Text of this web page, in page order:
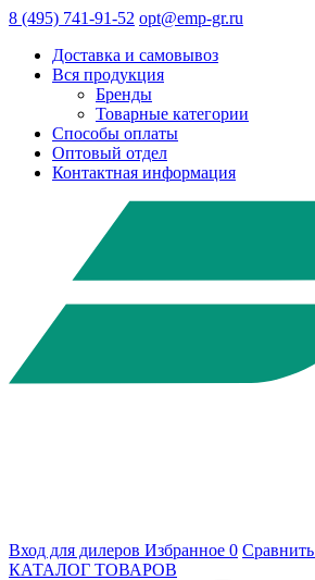
8 (495) 741-91-52 opt@emp-gr.ru
Доставка и самовывоз
Вся продукция
Бренды
Товарные категории
Способы оплаты
Оптовый отдел
Контактная информация
Вход для дилеров Избранное 0 Сравнить
КАТАЛОГ ТОВАРОВ